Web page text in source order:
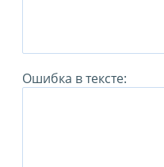
Ошибка в тексте: